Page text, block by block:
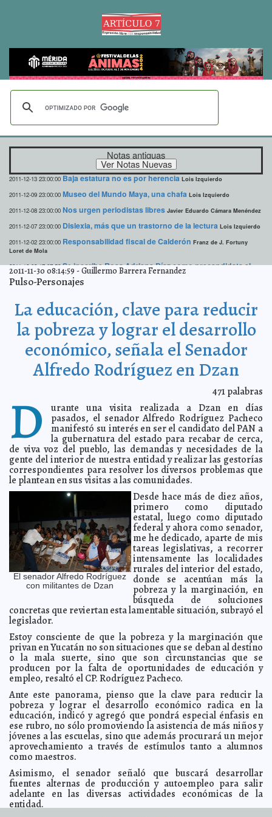
Notas antiguas
2011-12-13 23:00:00 Baja estatura no es por herencia Lois Izquierdo
2011-12-09 23:00:00 Museo del Mundo Maya, una chafa Lois Izquierdo
2011-12-08 23:00:00 Nos urgen periodistas libres Javier Eduardo Cámara Menéndez
2011-12-07 23:00:00 Dislexia, más que un trastorno de la lectura Lois Izquierdo
2011-12-02 23:00:00 Responsabilidad fiscal de Calderón Franz de J. Fortuny
Loret de Mola
2011-12-02 17:07:52 Se inscribe Rosa Adriana Díaz como precandidata al
Senado A7
Continúan registrándose bajas temperaturas en el Sur
2011-12-02 17:02:05 Hay que fomentar la cultura emprendedora en Yucatán:
Dip. Magaly Cruz
2011-12-02 16:26:57 Aplicarán sanciones a quienes no acaten los cambios
viales en Peto A7
2011-12-02 11:01:49 Piden militantes panistas a Tito Sánchez Camargo,
recuperar el IV distrito Guillermo Barrera Fernandez
La Unidad Médica Familiar de Cd. Caucel amplía su
2011-12-02 10:23:04 Descifran glifos mayas sobre el supuesto "fin del
mundo" A7
2011-12-02 10:08:42 Toma protesta Jesús Villalobos López como Director
General de Pronósticos para la Asistencia Pública A7
2011-12-02 10:01:33 Regresan los muppets Federico Wilder
2011-12-01 23:00:00 Son Nerio y Rolando Guardiano Delatorre S.J.
2011-12-01 19:51:23 Luis Jorge Caamal Burgos, posible candidato a la
alcaldía de Mérida Luis Jorge Montalvo Duarte
Próxima feria de las flores y viverismo en Yucatán
Guillermo Barrera Fernandez
2011-12-01 11:44:04 Metió a su hijo a una lavadora y la encendió A7
2011-12-01 10:51:07 El legislativo se presta a colaborar con la sumisión del
ejecutivo estatal a Televisa Guillermo Barrera Fernandez
2011-12-01 09:52:35 R.I.P. la cara africana del sida A7
2011-12-01 09:49:25 Se puede vivir bien si aprendemos a controlar nuestra
2011-12-01 09:44:20 No hay ciudades latinas entre las 50 de mejor calidad
de vida A7
2011-12-01 09:19:40 Por qué salió Gerardo Escaroz Soler de la Sagarpa
Mari
Tere Menéndez Monforte
2011-12-01 08:00:50 El Yunque, ¿Una asociación honorable o una
agrupación de matones? Guillermo Barrera Fernandez
2011-11-30 18:14:05 Renuncia Escaroz Soler a la SAGARPA
2011-11-30 18:07:58 Se destapa el panista Mario Aragón por el Distrito I A7
2011-11-30 18:01:28 Renuncia el tesorero municipal de Motul A7
2011-11-30 11:47:21 Ángel Reyna, fuera; analizan sanción a Benítez A7
2011-11-30 11:33:49 Apocalipsis Maya A7
Aniversario del Programa 3 x 1 Para Migrantes en Long Beach,
California, EEUU Guillermo Barrera Fernandez
2011-11-30 10:51:57 Mérida se merece capacidad y compromiso: Tito
Sánchez Camargo
2011-11-30 08:14:59 -Guillermo Barrera Fernandez
Pulso-Personajes
La educación, clave para reducir
la pobreza y lograr el desarrollo
económico, señala el Senador
Alfredo Rodríguez en Dzan
471palabras
D urante una visita realizada a Dzan en días
pasados, el senador Alfredo Rodríguez Pacheco
manifestó su interés en ser el candidato del PAN a
la gubernatura del estado para recabar de cerca,
de viva voz del pueblo, las demandas y necesidades de la
gente del interior de nuestra entidad y realizar las gestorías
correspondientes para resolver los diversos problemas que
le plantean en sus visitas a las comunidades.
El senador Alfredo Rodríguez
con militantes de Dzan
Desde hace más de diez años,
primero como diputado
estatal, luego como diputado
federal y ahora como senador,
me he dedicado, aparte de mis
tareas legislativas, a recorrer
intensamente las localidades
rurales del interior del estado,
donde se acentúan más la
pobreza y la marginación, en
búsqueda de soluciones
concretas que reviertan esta lamentable situación, subrayó el
legislador.
Estoy consciente de que la pobreza y la marginación que
privan en Yucatán no son situaciones que se deban al destino
o la mala suerte, sino que son circunstancias que se
producen por la falta de oportunidades de educación y
empleo, resaltó el CP. Rodríguez Pacheco.
Ante este panorama, pienso que la clave para reducir la
pobreza y lograr el desarrollo económico radica en la
educación, indicó y agregó que pondrá especial énfasis en
ese rubro, no sólo promoviendo la asistencia de más niños y
jóvenes a las escuelas, sino que además procurará un mejor
aprovechamiento a través de estímulos tanto a alumnos
como maestros.
Asimismo, el senador señaló que buscará desarrollar
fuentes alternas de producción y autoempleo para salir
adelante en las diversas actividades económicas de la
entidad.